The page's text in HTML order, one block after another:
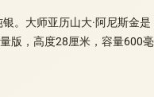
。大师亚历山大·阿尼斯金是
版，高度28厘米，容量600毫